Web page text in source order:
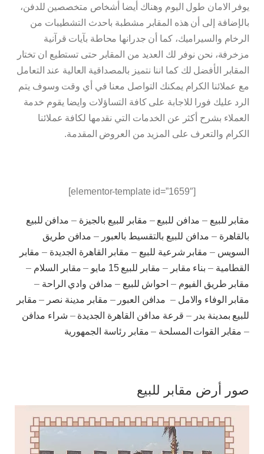
يوفر الامان طول اليوم وهناك أيضا أشخاص متخصصين للدفن،
بالإضافة إلى أن هذه المقابر مشطبة باحدث التشطيبات من
الرخام والسيراميك، كما أن جدرانها محاطة بآيات قرآنية
مزخرفة، نحن نوفر لك العديد من المقابر حتى تستطيع ان تختار
المقابر الأفضل لك كما اننا نتميز بالمصداقية العالية عند التعامل
مع عملائنا الكرام يمكنك التواصل معنا في أي وقت وسوف يتم
الرد عليك فورا للاجابة على كافة التساؤلات وايضا يقوم خدمة
العملاء بشرح أكثر عن الخدمات التي نقدمها لكافة عملائنا
الكرام والتعرف على المزيد من العروض المقدمة.
[elementor-template id=”1659″]
مقابر للبيع – مدافن للبيع – مقابر للبيع بالجيزة – مدافن للبيع
بالقاهرة – مدافن للبيع بالتقسيط بالعبور – مدافن طريق
السويس – مقابر شرعية للبيع – مقابر القاهرة الجديدة – مقابر
القطامية – بناء مقابر – مقابر للبيع 15 مايو – مقابر السلام –
مقابر طريق الفيوم – احواش للبيع – مدافن وادي الراحة –
مقابر الوفاء والامل – مدافن العبور – مقابر مدينة نصر – مقابر
للبيع بمدينة بدر – قرعة مدافن القاهرة الجديدة – شراء مدافن
– مقابر القوات المسلحة – مقابر رئاسة الجمهورية
صور أرض مقابر للبيع